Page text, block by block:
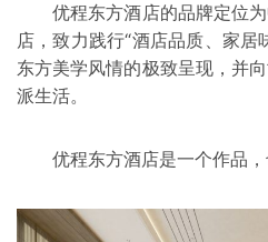
优程东方酒店的品牌定位为
店，致力践行“酒店品质、家居
东方美学风情的极致呈现，并
派生活。
优程东方酒店是一个作品，